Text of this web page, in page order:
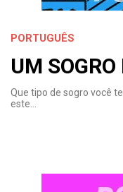
PORTUGUÊS
UM
Que tipo de sogro você
este…